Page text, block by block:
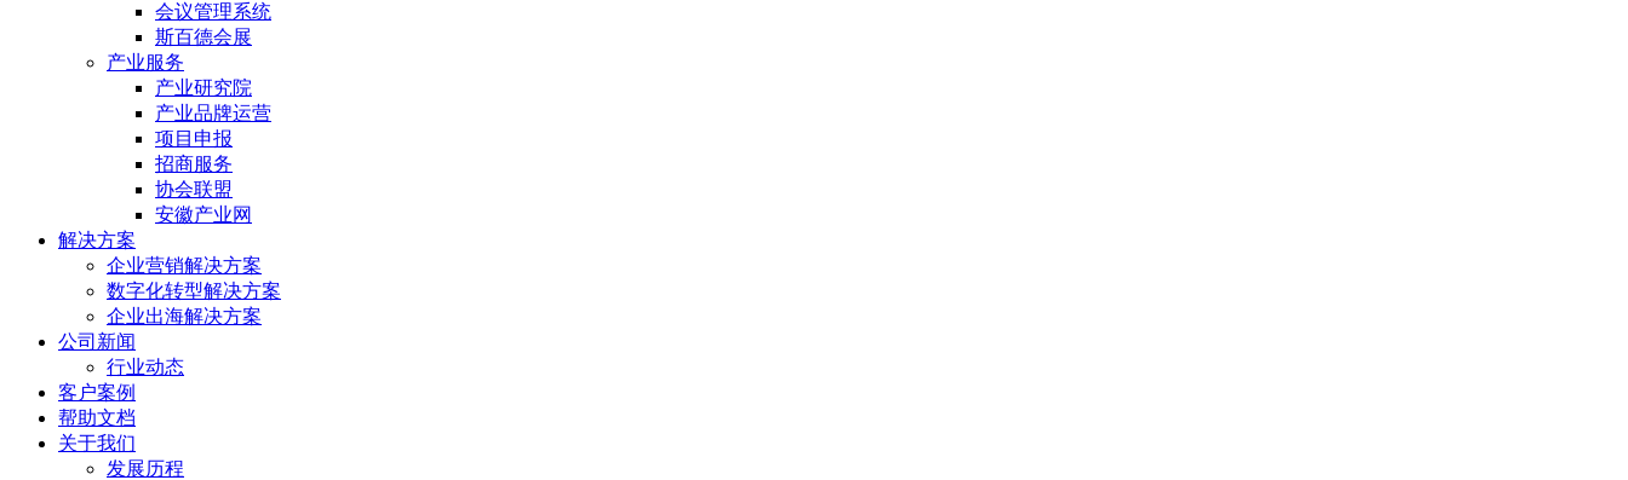
会议管理系统
斯百德会展
产业服务
产业研究院
产业品牌运营
项目申报
招商服务
协会联盟
安徽产业网
解决方案
企业营销解决方案
数字化转型解决方案
企业出海解决方案
公司新闻
行业动态
客户案例
帮助文档
关于我们
发展历程